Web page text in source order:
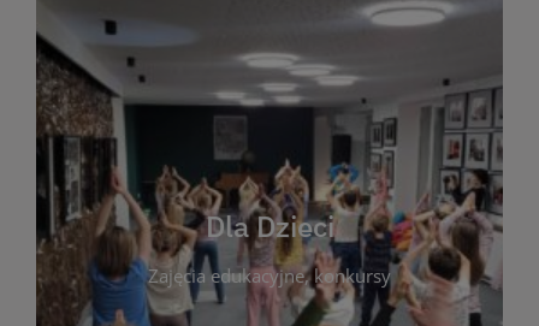
Dla Dzieci
Zajęcia edukacyjne, konkursy
plastycznych i spotkaniach z autorami książek dla
dzieci. Biblioteka oferuje bogaty wybór bajek,
opowiadań i lektur szkolnych, a także przyjazny
kącik do wspólnego czytania. Pragniemy
rozbudzać miłość do książek od najmłodszych lat.
Zapraszamy do wspólnej zabawy i odkrywania
świata literatury!
WIĘCEJ